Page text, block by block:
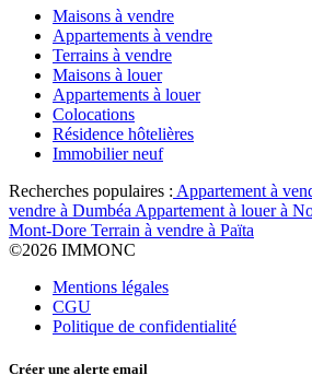
Maisons à vendre
Appartements à vendre
Terrains à vendre
Maisons à louer
Appartements à louer
Colocations
Résidence hôtelières
Immobilier neuf
Recherches populaires : Appartement à
vendre à Dumbéa Appartement à louer à
Mont-Dore Terrain à vendre à Païta
©2026 IMMONC
Mentions légales
CGU
Politique de confidentialité
Créer une alerte email